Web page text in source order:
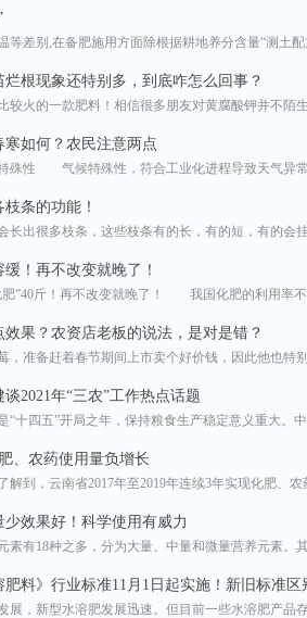
差别,在备肥施用方面除根据耕地养分含量“测土配
根现象还特别多，到底咋怎么回事？
火的一款肥料！相信很多朋友对黄腐酸钾并不陌
如何？农民注意两点
性 气候特殊性，符合工业化进程导致天气异常
条的功能！
出很多枝条，这些枝条有的长，有的短，有的会
！再不改变就晚了！
”40斤！再不改变就晚了！ 我国化肥的利用率不
果？农资店老板的说法，是对是错？
准备赶着春节期间上市卖个好价钱，因此他也特
2021年“三农”工作热点话题
四五”开局之年，保持粮食生产稳定意义重大。
、农药使用量负增长
到，云南省2017年至2019年连续3年实现化肥、农
效果好！科学使用有威力
有18种之多，分为大量、中量和微量营养元素。
料》行业标准11月1日起实施！新旧标准区
，新型水溶肥发展迅速。但目前一些水溶肥产品